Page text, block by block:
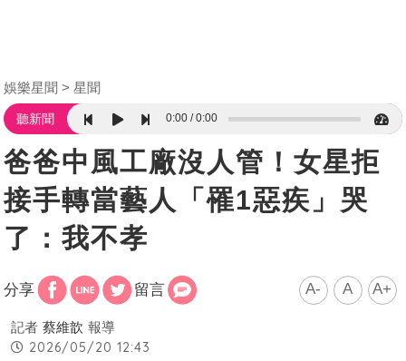
娛樂星聞 星聞
聽新聞 0:00 0:00
爸爸中風工廠沒人管！女星拒
接手轉當藝人「罹1惡疾」哭
了：我不孝
分享 留言 A- A A+
記者 蔡維歆 報導
2026/05/20 12:43